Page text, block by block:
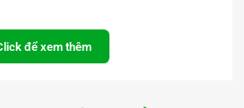
⊕ 1 x 75mm
để xem thêm